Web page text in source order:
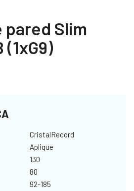
Slim
(1xG9)
CristalRecord
Aplique
130
80
92-185